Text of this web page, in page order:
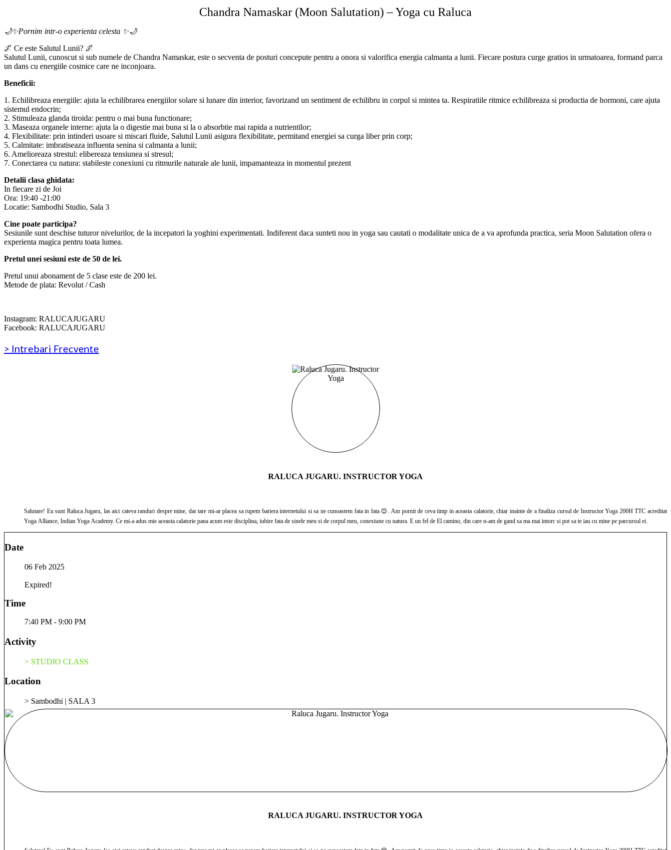
Chandra Namaskar (Moon Salutation) – Yoga cu Raluca
🌙✨Pornim intr-o experienta celesta ✨🌙
🌌 Ce este Salutul Lunii? 🌌
Salutul Lunii, cunoscut si sub numele de Chandra Namaskar, este o secventa de posturi concepute pentru a onora si valorifica energia calmanta a lunii. Fiecare postura curge gratios in urmatoarea, formand parca
un dans cu energiile cosmice care ne inconjoara.
Beneficii:
1. Echilibreaza energiile: ajuta la echilibrarea energiilor solare si lunare din interior, favorizand un sentiment de echilibru in corpul si mintea ta. Respiratiile ritmice echilibreaza si productia de hormoni, care ajuta
sistemul endocrin;
2. Stimuleaza glanda tiroida: pentru o mai buna functionare;
3. Maseaza organele interne: ajuta la o digestie mai buna si la o absorbtie mai rapida a nutrientilor;
4. Flexibilitate: prin intinderi usoare si miscari fluide, Salutul Lunii asigura flexibilitate, permitand energiei sa curga liber prin corp;
5. Calmitate: imbratiseaza influenta senina si calmanta a lunii;
6. Amelioreaza strestul: elibereaza tensiunea si stresul;
7. Conectarea cu natura: stabileste conexiuni cu ritmurile naturale ale lunii, impamanteaza in momentul prezent
Detalii clasa ghidata:
In fiecare zi de Joi
Ora: 19:40 -21:00
Locatie: Sambodhi Studio, Sala 3
Cine poate participa?
Sesiunile sunt deschise tuturor nivelurilor, de la incepatori la yoghini experimentati. Indiferent daca sunteti nou in yoga sau cautati o modalitate unica de a va aprofunda practica, seria Moon Salutation ofera o
experienta magica pentru toata lumea.
Pretul unei sesiuni este de 50 de lei.
Pretul unui abonament de 5 clase este de 200 lei.
Metode de plata: Revolut / Cash
Instagram: RALUCAJUGARU
Facebook: RALUCAJUGARU
> Intrebari Frecvente
RALUCA JUGARU. INSTRUCTOR YOGA
Salutare! Eu sunt Raluca Jugaru, las aici cateva randuri despre mine, dar tare mi-ar placea sa rupem bariera internetului si sa ne cunoastem fata in fata 😊. Am pornit de ceva timp in aceasta calatorie, chiar inainte de a finaliza cursul de Instructor Yoga 200H TTC acreditat
Yoga Alliance, Indian Yoga Academy. Ce mi-a adus mie aceasta calatorie pana acum este disciplina, iubire fata de sinele meu si de corpul meu, conexiune cu natura. E un fel de El camino, din care n-am de gand sa ma mai intorc si pot sa te iau cu mine pe parcursul ei.
Date
06 Feb 2025
Expired!
Time
7:40 PM - 9:00 PM
Activity
> STUDIO CLASS
Location
> Sambodhi | SALA 3
RALUCA JUGARU. INSTRUCTOR YOGA